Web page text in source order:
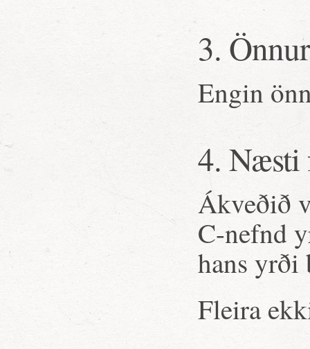
3.
Engin
4. Næsti
Ákveðið
C-nefnd
hans yrði
Fleira